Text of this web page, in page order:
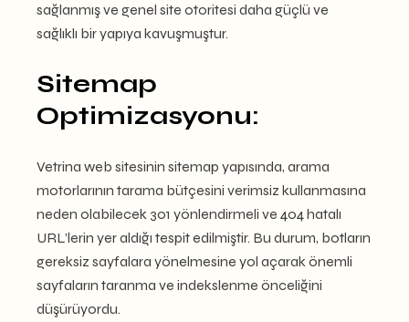
sağlanmış ve genel site otoritesi daha güçlü ve
sağlıklı bir yapıya kavuşmuştur.
Sitemap
Optimizasyonu:
Vetrina web sitesinin sitemap yapısında, arama
motorlarının tarama bütçesini verimsiz kullanmasına
neden olabilecek 301 yönlendirmeli ve 404 hatalı
URL’lerin yer aldığı tespit edilmiştir. Bu durum, botların
gereksiz sayfalara yönelmesine yol açarak önemli
sayfaların taranma ve indekslenme önceliğini
düşürüyordu.